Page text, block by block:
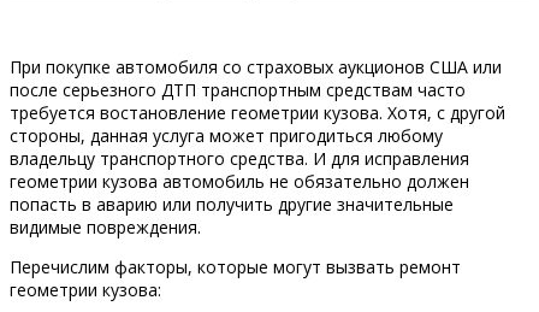
При покупке автомобиля со страховых аукционов США или
после серьезного ДТП транспортным средствам часто
требуется востановление геометрии кузова. Хотя, с другой
стороны, данная услуга может пригодиться любому
владельцу транспортного средства. И для исправления
геометрии кузова автомобиль не обязательно должен
попасть в аварию или получить другие значительные
видимые повреждения.
Перечислим факторы, которые могут вызвать ремонт
геометрии кузова: